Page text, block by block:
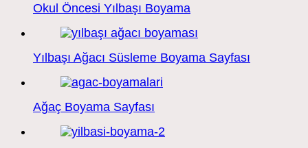
Okul Öncesi Yılbaşı Boyama
Yılbaşı Ağacı Süsleme Boyama Sayfası
Ağaç Boyama Sayfası